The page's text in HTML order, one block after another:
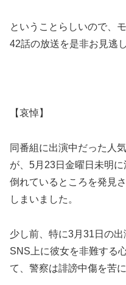
ということらしいので、
42話の放送を是非お見逃
【哀悼】
同番組に出演中だった人
が、5月23日金曜日未明
倒れているところを発見
しまいました。
少し前、特に3月31日の
SNS上に彼女を非難する
て、警察は誹謗中傷を苦